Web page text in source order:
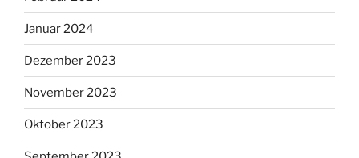
Januar 2024
Dezember 2023
November 2023
Oktober 2023